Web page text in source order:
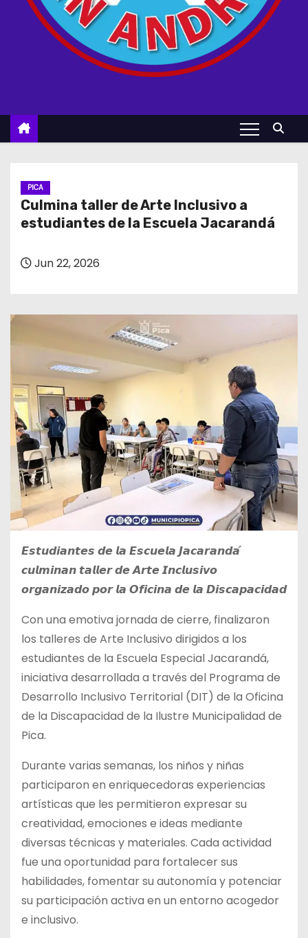
PICA
Culmina taller de Arte Inclusivo a
estudiantes de la Escuela Jacarandá
Jun 22, 2026
𝙀𝙨𝙩𝙪𝙙𝙞𝙖𝙣𝙩𝙚𝙨 𝙙𝙚 𝙡𝙖 𝙀𝙨𝙘𝙪𝙚𝙡𝙖 𝙅𝙖𝙘𝙖𝙧𝙖𝙣𝙙𝙖́
𝙘𝙪𝙡𝙢𝙞𝙣𝙖𝙣 𝙩𝙖𝙡𝙡𝙚𝙧 𝙙𝙚 𝘼𝙧𝙩𝙚 𝙄𝙣𝙘𝙡𝙪𝙨𝙞𝙫𝙤
𝙤𝙧𝙜𝙖𝙣𝙞𝙯𝙖𝙙𝙤 𝙥𝙤𝙧 𝙡𝙖 𝙊𝙛𝙞𝙘𝙞𝙣𝙖 𝙙𝙚 𝙡𝙖 𝘿𝙞𝙨𝙘𝙖𝙥𝙖𝙘𝙞𝙙𝙖𝙙
Con una emotiva jornada de cierre, finalizaron
los talleres de Arte Inclusivo dirigidos a los
estudiantes de la Escuela Especial Jacarandá,
iniciativa desarrollada a través del Programa de
Desarrollo Inclusivo Territorial (DIT) de la Oficina
de la Discapacidad de la Ilustre Municipalidad de
Pica.
Durante varias semanas, los niños y niñas
participaron en enriquecedoras experiencias
artísticas que les permitieron expresar su
creatividad, emociones e ideas mediante
diversas técnicas y materiales. Cada actividad
fue una oportunidad para fortalecer sus
habilidades, fomentar su autonomía y potenciar
su participación activa en un entorno acogedor
e inclusivo.